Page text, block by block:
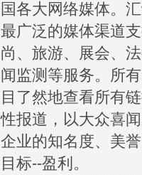
国各大网络媒体。
最广泛的媒体渠道
尚、旅游、展会、
闻监测等服务。所
目了然地查看所有
性报道，以大众喜
企业的知名度、美
目标--盈利。